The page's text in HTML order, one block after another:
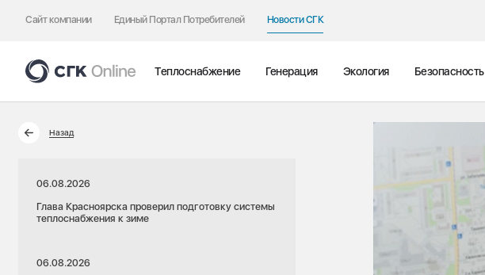
Сайт компании Единый Портал Потребителей Новости СГК
Теплоснабжение Генерация Экология Безопасность
Назад
06.08.2026
Глава Красноярска проверил подготовку системы
теплоснабжения к зиме
06.08.2026